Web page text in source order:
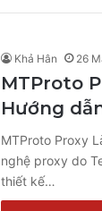
Khả Hân 26
MTProto
Hướng
MTProto Proxy
nghệ proxy do
thiết kế…